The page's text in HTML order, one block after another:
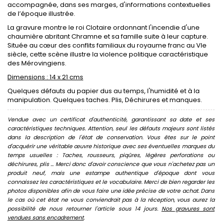
accompagnée, dans ses marges, d'informations contextuelles
de l’époque illustrée.
La gravure montre le roi Clotaire ordonnant l'incendie d'une
chaumière abritant Chramne et sa famille suite à leur capture.
Située au cœur des conflits familiaux du royaume franc au VIe
siècle, cette scène illustre la violence politique caractéristique
des Mérovingiens.
Dimensions : 14 x 21 cms
Quelques défauts du papier dus au temps, l'humidité et à la
manipulation. Quelques taches. Plis, Déchirures et manques.
Vendue avec un certificat d'authenticité, garantissant sa date et ses
caractéristiques techniques. Attention, seul les défauts majeurs sont listés
dans la description de l'état de conservation. Vous êtes sur le point
d'acquérir une véritable œuvre historique avec ses éventuelles marques du
temps usuelles : Taches, rousseurs, piqûres, légères perforations ou
déchirures, plis ... Merci donc d'avoir conscience que vous n'achetez pas un
produit neuf, mais une estampe authentique d'époque dont vous
connaissez les caractéristiques et le vocabulaire. Merci de bien regarder les
photos disponibles afin de vous faire une idée précise de votre achat. Dans
le cas où cet état ne vous conviendrait pas à la réception, vous aurez la
possibilité de nous retourner l'article sous 14 jours. Nos gravures sont
vendues sans encadrement.